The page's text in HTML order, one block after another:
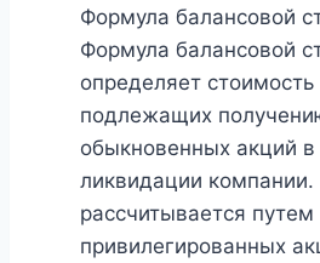
Формула балансовой
Формула балансовой
определяет
подлежащих
обыкновенных акций в
ликвидации
рассчитывается
привилегированных